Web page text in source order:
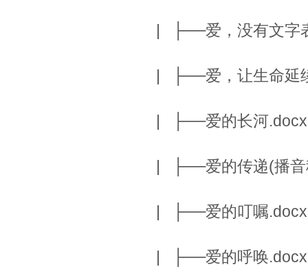
| ├──爱，没有文字
| ├──爱，让生命延
| ├──爱的长河
| ├──爱的传递(播
| ├──爱的叮嘱
| ├──爱的呼唤